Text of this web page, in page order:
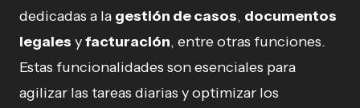
dedicadas a la gestión de casos, documentos
legales yfacturación, entre otras funciones.
Estas funcionalidades son esenciales para
agilizar las tareas diarias y optimizar los